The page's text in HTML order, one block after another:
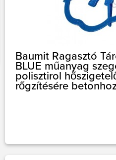
Baumit Ragasztó
BLUE műanyag
polisztirol
rőgzítésére